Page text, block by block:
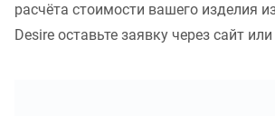
расчёта стоимости вашего изделия
Desire оставьте заявку через сайт